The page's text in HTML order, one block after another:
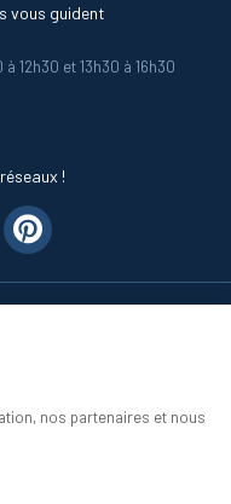
nos partenaires et nous
vous guident
12h30 et 13h30 à 16h30
!